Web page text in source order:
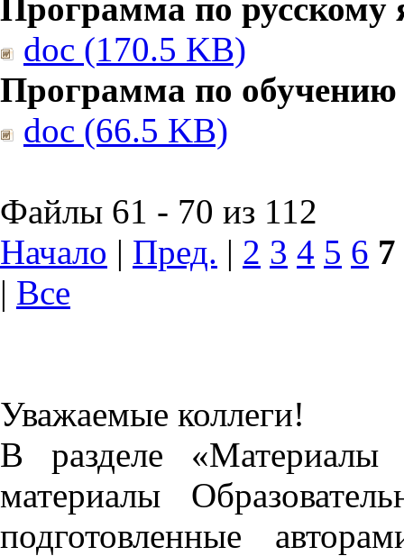
Программа по русскому
doc (170.5 KB)
Программа по обучению
doc (66.5 KB)
Файлы 61 - 70 из 112
Начало | Пред. | 2 3 4 5 6 7
| Все
Уважаемые коллеги!
В разделе «Материалы
материалы
подготовленные